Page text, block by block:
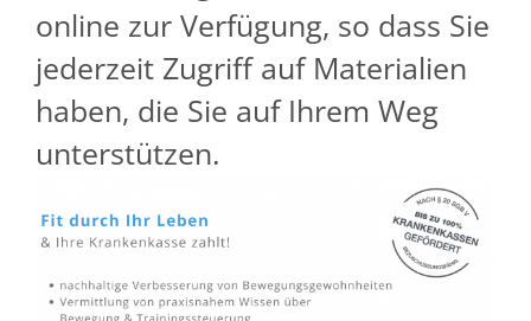
online zur Verfügung, so dass Sie
jederzeit Zugriff auf Materialien
haben, die Sie auf Ihrem Weg
unterstützen.